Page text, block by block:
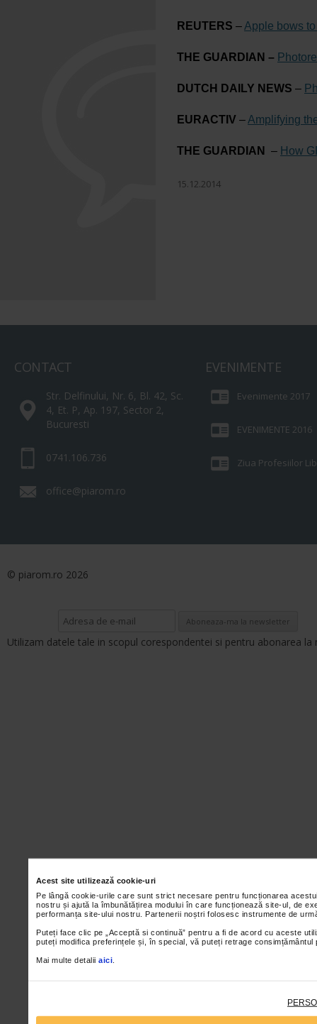
Acest site utilizează cookie-uri
Pe lângă cookie-urile care sunt strict necesare pentru funcționarea
nostru și ajută la îmbunătățirea modului în care funcționează site-ul, de
performanța site-ului nostru. Partenerii noștri folosesc instrumente de
Puteți face clic pe „Acceptă si continuă” pentru a fi de acord cu aceste
puteți modifica preferințele și, în special, vă puteți retrage
Mai multe detalii aici
REUTERS – Apple bows
THE GUARDIAN –
DUTCH DAILY NEWS –
EURACTIV – Amplifying
THE GUARDIAN – How
15.12.2014
CONTACT
Str. Delfinului, Nr. 6, Bl. 42, Sc.
4, Et. P, Ap. 197, Sector 2,
Bucuresti
0741.106.736
office@piarom.ro
EVENIMENTE
Evenimente 2017
EVENIMENTE 2016
Ziua Profesiilor
© piarom.ro 2026
Utilizam datele tale in scopul corespondentei si pentru abonarea